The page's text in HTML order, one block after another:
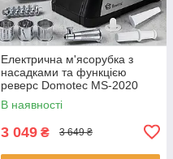
Електрична м'ясорубка з
насадками та функцією
реверс Domotec MS-2020
3000W
В наявності
3 049 ₴ 3 649 ₴